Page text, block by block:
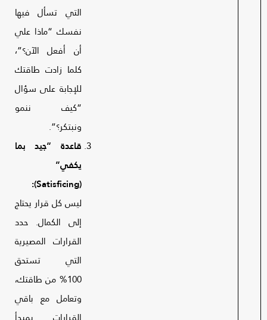
التي تسأل فيها
نفسك “ماذا علي
أن أفعل الآن؟”،
كلما زادت طاقتك
للإجابة على سؤال
“كيف ننمو
ونبتكر؟”.
قاعدة “جيد بما
يكفي”
(Satisficing):
ليس كل قرار يحتاج
إلى الكمال. حدد
القرارات المصيرية
التي تستحق
100% من طاقتك،
وتعامل مع باقي